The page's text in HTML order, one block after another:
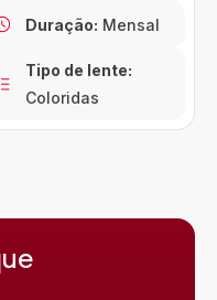
Duração: Mensal
Tipo de lente:
Coloridas